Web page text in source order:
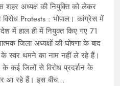
शहर अध्यक्ष की नियुक्ति को लेकर
विरोध Protests : भोपाल। कांग्रेस में
में हाल ही में नियुक्त किए गए 71
जिला अध्यक्षों की घोषणा के बाद
के स्वर थमने का नाम नहीं ले रहे हैं।
कई जिलों से विरोध प्रदर्शन के
आ रहे हैं। इस बीच…